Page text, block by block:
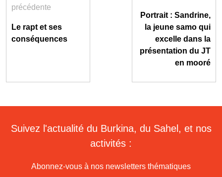
précédente
Le rapt et ses
conséquences
Portrait : Sandrine,
la jeune samo qui
excelle dans la
présentation du JT
en mooré
Suivez l'actualité du Burkina, du Sahel, et nos
activités :
Abonnez-vous à nos newsletters thématiques